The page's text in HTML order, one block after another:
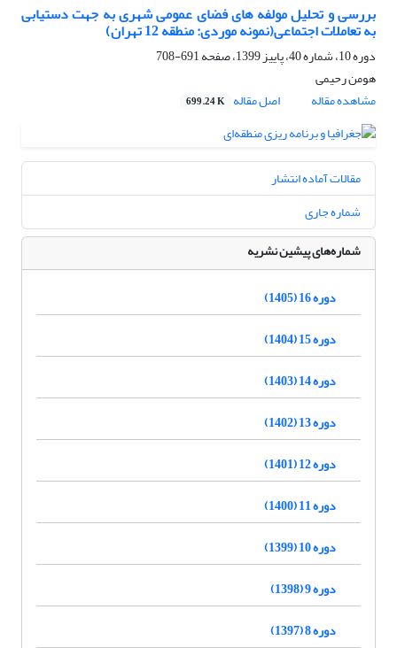
بررسی و تحلیل مولفه های فضای عمومی شهری به جهت دستیابی
به تعاملات اجتماعی(نمونه موردی: منطقه 12 تهران)
دوره 10، شماره 40، پاییز 1399، صفحه
691-708
هومن رحیمی
مشاهده مقاله
اصل مقاله 699.24 K
مقالات آماده انتشار
شماره جاری
شماره‌های پیشین نشریه
دوره 16 (1405)
دوره 15 (1404)
دوره 14 (1403)
دوره 13 (1402)
دوره 12 (1401)
دوره 11 (1400)
دوره 10 (1399)
دوره 9 (1398)
دوره 8 (1397)